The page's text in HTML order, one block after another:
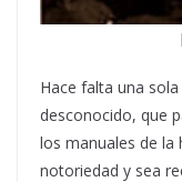
Hace falta una
desconocido, que
los manuales de la
notoriedad y sea